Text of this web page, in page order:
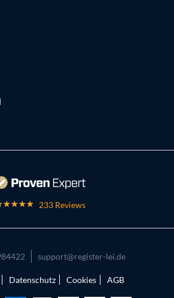
233 Reviews
support@register-lei.de
Datenschutz Cookies AGB